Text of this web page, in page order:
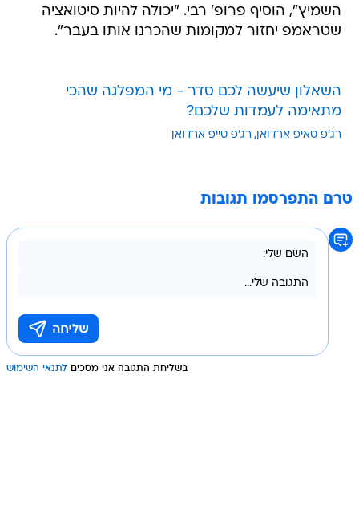
השמיץ", הוסיף פרופ' רבי. "יכולה להיות סיטואציה
שטראמפ יחזור למקומות שהכרנו אותו בעבר".
השאלון שיעשה לכם סדר - מי המפלגה שהכי
מתאימה לעמדות שלכם?
רג'פ טאיפ ארדואן רג'פ טייפ ארדואן
טרם התפרסמו תגובות
בשליחת התגובה אני מסכים לתנאי השימוש